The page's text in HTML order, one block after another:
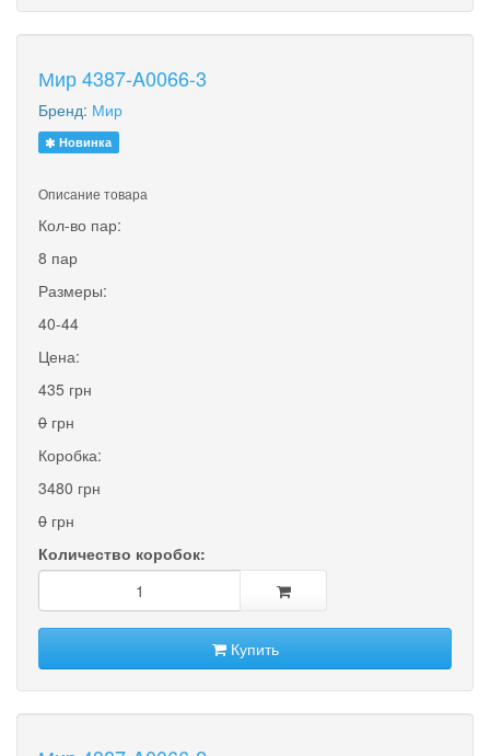
Мир 4387-A0066-3
Бренд: Мир
Новинка
Описание товара
Кол-во пар:
8 пар
Размеры:
40-44
Цена:
435 грн
0 грн
Коробка:
3480 грн
0 грн
Количество коробок:
Купить